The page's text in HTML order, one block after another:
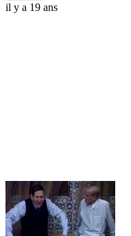
il y a 19 ans